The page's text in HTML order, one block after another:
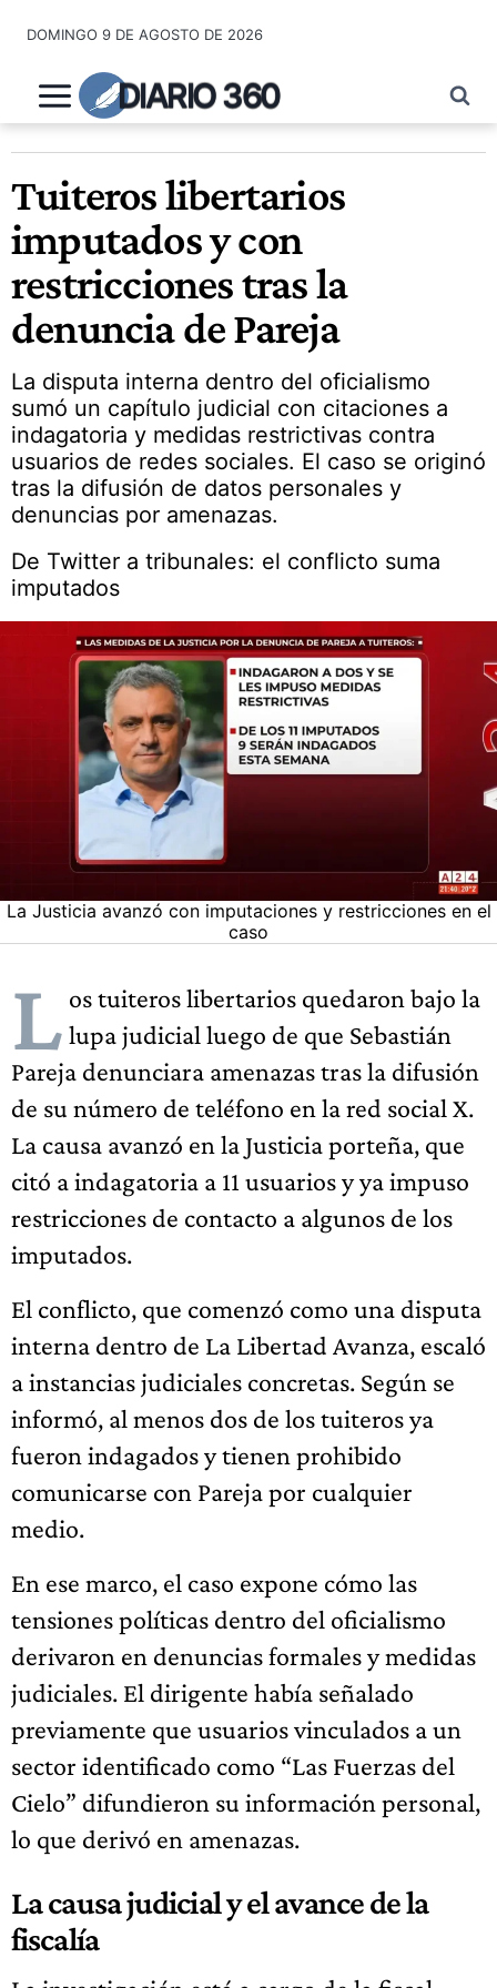
contenido
DOMINGO 9 DE AGOSTO DE 2026
DIARIO 360
Tuiteros libertarios
imputados y con
restricciones tras la
denuncia de Pareja
La disputa interna dentro del oficialismo
sumó un capítulo judicial con citaciones a
indagatoria y medidas restrictivas contra
usuarios de redes sociales. El caso se originó
tras la difusión de datos personales y
denuncias por amenazas.
De Twitter a tribunales: el conflicto suma
imputados
La Justicia avanzó con imputaciones y restricciones en el
caso
L os tuiteros libertarios quedaron bajo la
lupa judicial luego de que Sebastián
Pareja denunciara amenazas tras la difusión
de su número de teléfono en la red social X.
La causa avanzó en la Justicia porteña, que
citó a indagatoria a 11 usuarios y ya impuso
restricciones de contacto a algunos de los
imputados.
El conflicto, que comenzó como una disputa
interna dentro de La Libertad Avanza, escaló
a instancias judiciales concretas. Según se
informó, al menos dos de los tuiteros ya
fueron indagados y tienen prohibido
comunicarse con Pareja por cualquier
medio.
En ese marco, el caso expone cómo las
tensiones políticas dentro del oficialismo
derivaron en denuncias formales y medidas
judiciales. El dirigente había señalado
previamente que usuarios vinculados a un
sector identificado como “Las Fuerzas del
Cielo” difundieron su información personal,
lo que derivó en amenazas.
La causa judicial y el avance de la
fiscalía